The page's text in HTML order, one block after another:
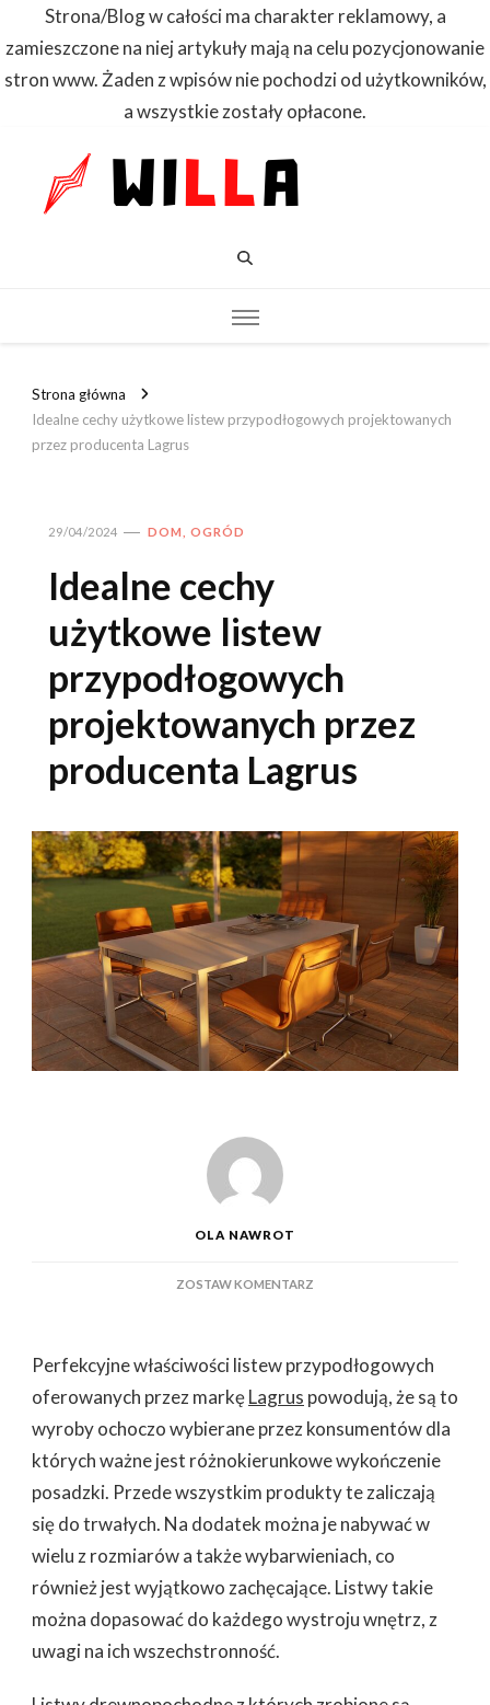
Strona/Blog w całości ma charakter reklamowy, a
zamieszczone na niej artykuły mają na celu pozycjonowanie
stron www. Żaden z wpisów nie pochodzi od użytkowników,
a wszystkie zostały opłacone.
Strona główna
Idealne cechy użytkowe listew przypodłogowych projektowanych
przez producenta Lagrus
29/04/2024 DOM, OGRÓD
Idealne cechy
użytkowe listew
przypodłogowych
projektowanych przez
producenta Lagrus
OLA NAWROT
ZOSTAW KOMENTARZ
LISTEW
PRZYPODŁOGOWYCH
PROJEKTOWANYCH
PRZEZ
LAGRUS
Perfekcyjne właściwości listew przypodłogowych
oferowanych przez markęLagrus powodują, że są to
wyroby ochoczo wybierane przez konsumentów dla
których ważne jest różnokierunkowe wykończenie
posadzki. Przede wszystkim produkty te zaliczają
się do trwałych. Na dodatek można je nabywać w
wielu z rozmiarów a także wybarwieniach, co
również jest wyjątkowo zachęcające. Listwy takie
można dopasować do każdego wystroju wnętrz, z
uwagi na ich wszechstronność.